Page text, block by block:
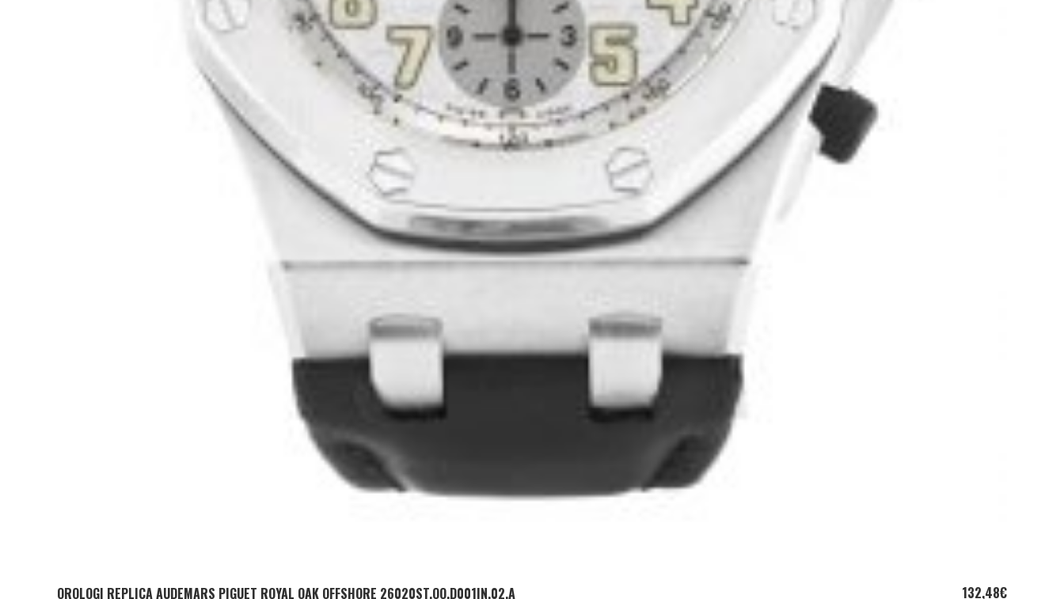
ADD TO CART
OROLOGI REPLICA AUDEMARS PIGUET ROYAL OAK OFFSHORE 26020ST.OO.D001IN.02.A 132,48€